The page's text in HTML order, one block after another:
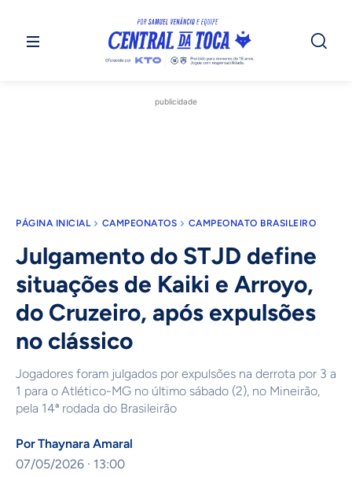
publicidade
PÁGINA INICIAL CAMPEONATOS CAMPEONATO BRASILEIRO
Julgamento do STJD define
situações de Kaiki e Arroyo,
do Cruzeiro, após expulsões
no clássico
Jogadores foram julgados por expulsões na derrota por 3 a
1 para o Atlético-MG no último sábado (2), no Mineirão,
pela 14ª rodada do Brasileirão
PorThaynara Amaral
07/05/2026 · 13:00